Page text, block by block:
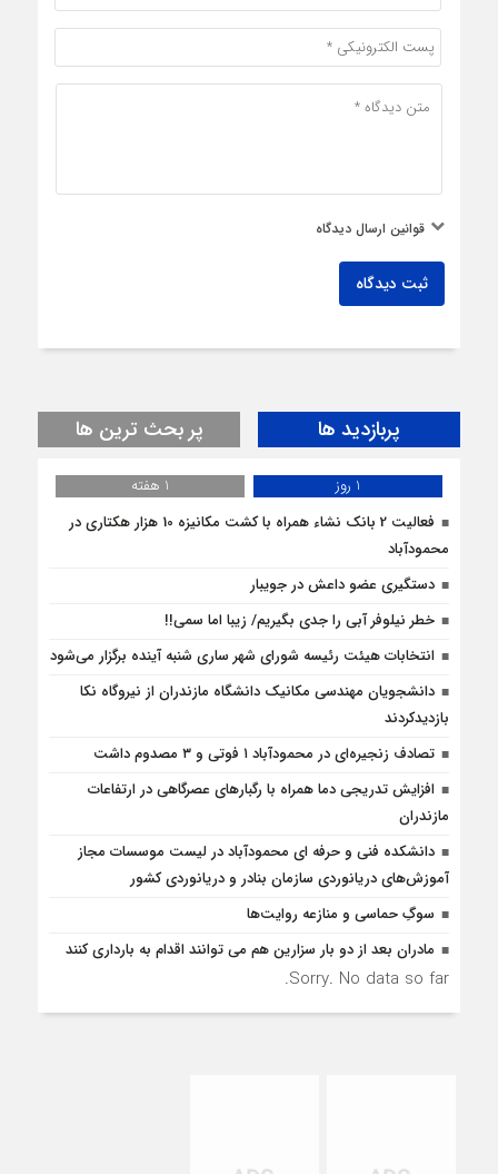
قوانین ارسال دیدگاه
ثبت دیدگاه
پربازدید ها پر بحث ترین ها
1 روز
1 هفته
فعالیت 2 بانک نشاء همراه با کشت مکانیزه 10 هزار هکتاری در
محمودآباد
دستگیری عضو داعش در جویبار
خطر نیلوفر آبی را جدی بگیریم/ زیبا اما سمی!!
انتخابات هیئت رئیسه شورای شهر ساری شنبه آینده برگزار می‌شود
دانشجویان مهندسی مکانیک دانشگاه مازندران از نيروگاه نکا
بازديدكردند
تصادف زنجیره‌ای در محمودآباد ۱ فوتی و ۳ مصدوم داشت
افزایش تدریجی دما همراه با رگبارهای عصرگاهی در ارتفاعات
مازندران
دانشکده فنی و حرفه ای محمودآباد در لیست موسسات مجاز
آموزش‌های دریانوردی سازمان بنادر و دریانوردی کشور
سوگِ حماسی و منازعه روایت‌ها
مادران بعد از دو بار سزارین هم می توانند اقدام به بارداری کنند
Sorry. No data so far.